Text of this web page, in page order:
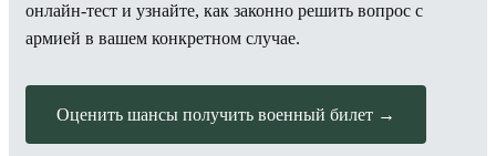
онлайн-тест и узнайте, как законно решить вопрос с
армией в вашем конкретном случае.
Оценить шансы получить военный билет →